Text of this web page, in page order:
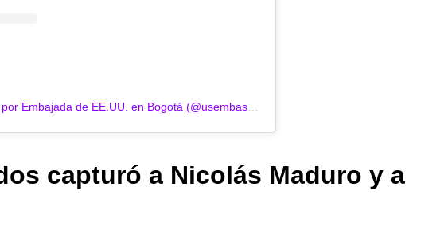
Una publicación compartida por Embajada de EE.UU. en Bogotá (@usembassybogota)
capturó a Nicolás Maduro y a